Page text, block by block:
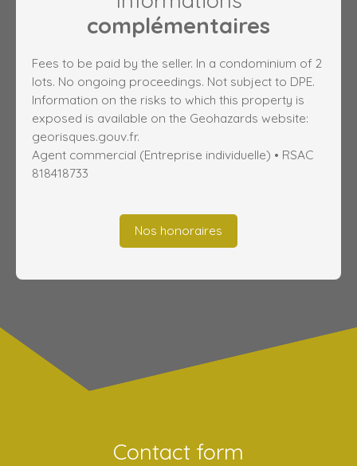
complémentaires
Fees to be paid by the seller. In a condominium of 2
lots. No ongoing proceedings. Not subject to DPE.
Information on the risks to which this property is
exposed is available on the Geohazards website:
georisques.gouv.fr.
Agent commercial (Entreprise individuelle) • RSAC
818418733
Nos honoraires
Contact form